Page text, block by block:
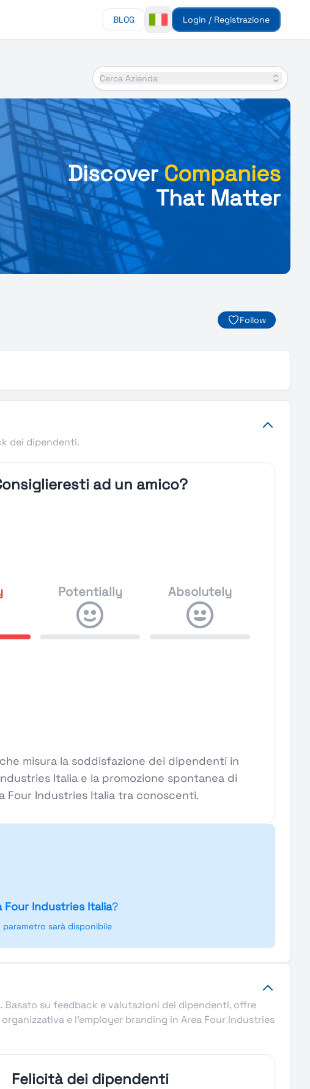
BLOG Login / Registrazione
Cerca Azienda
DiscoverCompanies
That Matter
Follow
dei dipendenti.
ad un amico?
Potentially Absolutely
misura la soddisfazione dei dipendenti in
Italia e la promozione spontanea di
Four Industries Italia tra conoscenti.
Four Industries Italia?
sarà disponibile
su feedback e valutazioni dei dipendenti, offre
e l’employer branding in Area Four Industries
Felicità dei dipendenti